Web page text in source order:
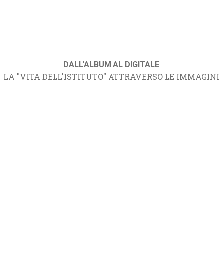
DALL'ALBUM AL DIGITALE
LA "VITA DELL'ISTITUTO" ATTRAVERSO LE IMMAGINI